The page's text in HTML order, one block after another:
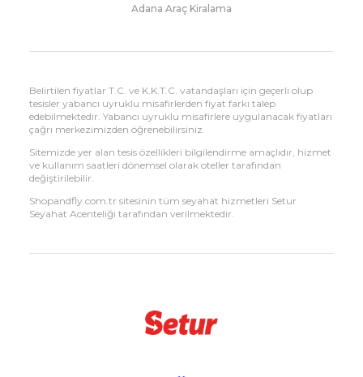
Adana Araç Kiralama
Belirtilen fiyatlar T.C. ve K.K.T.C. vatandaşları için geçerli olup
tesisler yabancı uyruklu misafirlerden fiyat farkı talep
edebilmektedir. Yabancı uyruklu misafirlere uygulanacak fiyatları
çağrı merkezimizden öğrenebilirsiniz.
Sitemizde yer alan tesis özellikleri bilgilendirme amaçlıdır, hizmet
ve kullanım saatleri dönemsel olarak oteller tarafından
değiştirilebilir.
Shopandfly.com.tr sitesinin tüm seyahat hizmetleri Setur
Seyahat Acenteliği tarafından verilmektedir.